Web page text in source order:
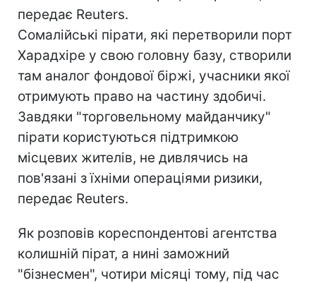
передає Reuters.
Сомалійські пірати, які перетворили порт
Харадхіре у свою головну базу, створили
там аналог фондової біржі, учасники якої
отримують право на частину здобичі.
Завдяки "торговельному майданчику"
пірати користуються підтримкою
місцевих жителів, не дивлячись на
пов'язані з їхніми операціями ризики,
передає Reuters.
Як розповів кореспондентові агентства
колишній пірат, а нині заможний
"бізнесмен", чотири місяці тому, під час